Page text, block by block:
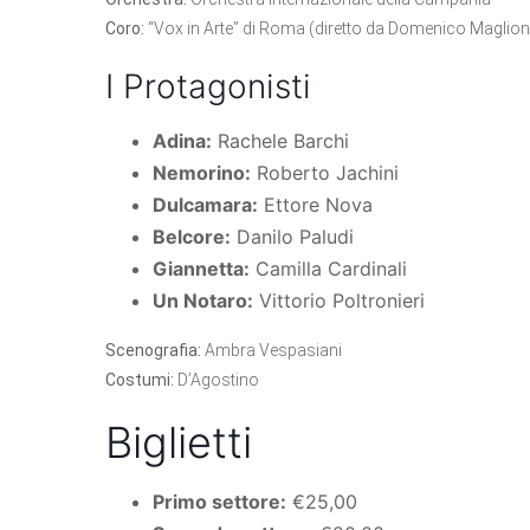
Coro: “Vox in Arte” di Roma (diretto da Domenico
I Protagonisti
Adina: Rachele Barchi
Nemorino: Roberto Jachini
Dulcamara: Ettore Nova
Belcore: Danilo Paludi
Giannetta: Camilla Cardinali
Un Notaro: Vittorio Poltronieri
Scenografia: Ambra Vespasiani
Costumi: D’Agostino
Biglietti
Primo settore: €25,00